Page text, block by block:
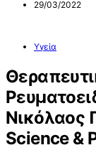
29/03/2022
Υγεία
Νικόλαος
Science &